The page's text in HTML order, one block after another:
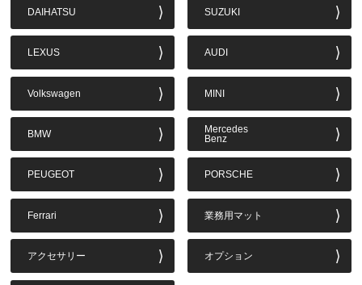
DAIHATSU SUZUKI
LEXUS AUDI
Volkswagen MINI
BMW
Mercedes
Benz
PEUGEOT PORSCHE
Ferrari 業務用マット
アクセサリー オプション